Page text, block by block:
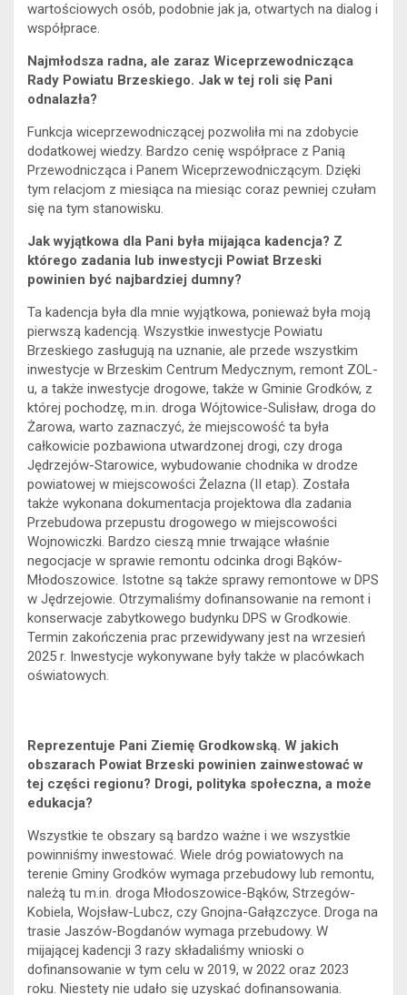
wartościowych osób, podobnie jak ja, otwartych na dialog i
współprace.
Najmłodsza radna, ale zaraz Wiceprzewodnicząca
Rady Powiatu Brzeskiego. Jak w tej roli się Pani
odnalazła?
Funkcja wiceprzewodniczącej pozwoliła mi na zdobycie
dodatkowej wiedzy. Bardzo cenię współprace z Panią
Przewodnicząca i Panem Wiceprzewodniczącym. Dzięki
tym relacjom z miesiąca na miesiąc coraz pewniej czułam
się na tym stanowisku.
Jak wyjątkowa dla Pani była mijająca kadencja? Z
którego zadania lub inwestycji Powiat Brzeski
powinien być najbardziej dumny?
Ta kadencja była dla mnie wyjątkowa, ponieważ była moją
pierwszą kadencją. Wszystkie inwestycje Powiatu
Brzeskiego zasługują na uznanie, ale przede wszystkim
inwestycje w Brzeskim Centrum Medycznym, remont ZOL-
u, a także inwestycje drogowe, także w Gminie Grodków, z
której pochodzę, m.in. droga Wójtowice-Sulisław, droga do
Żarowa, warto zaznaczyć, że miejscowość ta była
całkowicie pozbawiona utwardzonej drogi, czy droga
Jędrzejów-Starowice, wybudowanie chodnika w drodze
powiatowej w miejscowości Żelazna (II etap). Została
także wykonana dokumentacja projektowa dla zadania
Przebudowa przepustu drogowego w miejscowości
Wojnowiczki. Bardzo cieszą mnie trwające właśnie
negocjacje w sprawie remontu odcinka drogi Bąków-
Młodoszowice. Istotne są także sprawy remontowe w DPS
w Jędrzejowie. Otrzymaliśmy dofinansowanie na remont i
konserwacje zabytkowego budynku DPS w Grodkowie.
Termin zakończenia prac przewidywany jest na wrzesień
2025 r. Inwestycje wykonywane były także w placówkach
oświatowych.
Reprezentuje Pani Ziemię Grodkowską. W jakich
obszarach Powiat Brzeski powinien zainwestować w
tej części regionu? Drogi, polityka społeczna, a może
edukacja?
Wszystkie te obszary są bardzo ważne i we wszystkie
powinniśmy inwestować. Wiele dróg powiatowych na
terenie Gminy Grodków wymaga przebudowy lub remontu,
należą tu m.in. droga Młodoszowice-Bąków, Strzegów-
Kobiela, Wojsław-Lubcz, czy Gnojna-Gałązczyce. Droga na
trasie Jaszów-Bogdanów wymaga przebudowy. W
mijającej kadencji 3 razy składaliśmy wnioski o
dofinansowanie w tym celu w 2019, w 2022 oraz 2023
roku. Niestety nie udało się uzyskać dofinansowania.